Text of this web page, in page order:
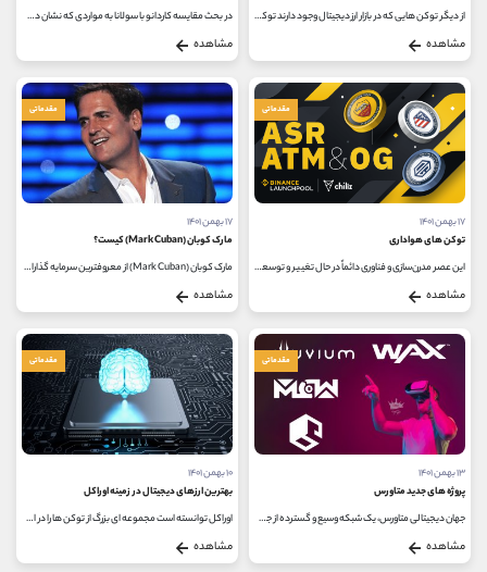
از دیگر توکن هایی که در بازار ارز دیجیتال وجود دارند توکن های فعال در خدمات مالی (financial Service token) هستند که می توان با سرمایه گذاری...
مشاهده
در بحث مقایسه کاردانو با سولانا به مواردی که نشان دهنده شباهت ها و تفاوت های این دو هستند، اشاره شده است. ارز دیجیتال کاردانو...
مشاهده
مقدماتی
۱۷ بهمن ۱۴۰۱
توکن های هواداری
این عصر مدرن‌سازی و فناوری دائماً در حال تغییر و توسعه، پلتفرم‌های جدید و هیجان‌انگیزی را برای کاربران به ارمغان می‌آورد...
مشاهده
مقدماتی
۱۷ بهمن ۱۴۰۱
مارک کوبان (Mark Cuban) کیست؟
مارک کوبان (Mark Cuban) از معروفترین سرمایه گذاران آمریکایی و مالک باشگاه دالاس ماوریکس است که فارغ التحصیل رشته مدیریت از دانشگاه...
مشاهده
مقدماتی
۱۳ بهمن ۱۴۰۱
پروژه های جدید متاورس
جهان دیجیتالی متاورس، یک شبکه وسیع و گسترده از جهان ها و شامل شبیه سازی های سه بعدی پایدار می باشد که افراد زیادی را به صورت...
مشاهده
مقدماتی
۱۰ بهمن ۱۴۰۱
بهترین ارزهای دیجیتال در زمینه اوراکل
اوراکل توانسته است مجموعه ای بزرگ از توکن ها را در اکوسیستم ارزهای دیجیتال فراهم کند اما ممکن است که بسیاری از کاربران با این...
مشاهده